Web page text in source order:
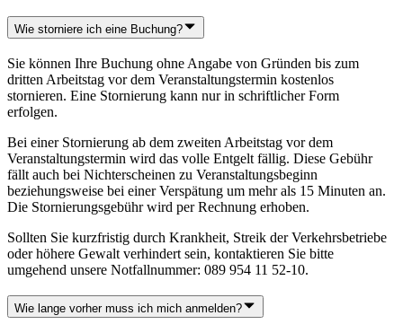
Wie storniere ich eine Buchung?
Sie können Ihre Buchung ohne Angabe von Gründen bis zum
dritten Arbeitstag vor dem Veranstaltungstermin kostenlos
stornieren. Eine Stornierung kann nur in schriftlicher Form
erfolgen.
Bei einer Stornierung ab dem zweiten Arbeitstag vor dem
Veranstaltungstermin wird das volle Entgelt fällig. Diese Gebühr
fällt auch bei Nichterscheinen zu Veranstaltungsbeginn
beziehungsweise bei einer Verspätung um mehr als 15 Minuten an.
Die Stornierungsgebühr wird per Rechnung erhoben.
Sollten Sie kurzfristig durch Krankheit, Streik der Verkehrsbetriebe
oder höhere Gewalt verhindert sein, kontaktieren Sie bitte
umgehend unsere Notfallnummer: 089 954 11 52-10.
Wie lange vorher muss ich mich anmelden?